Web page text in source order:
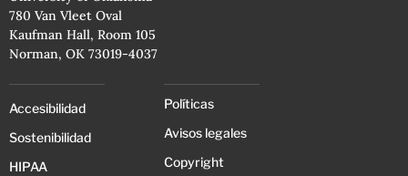
780 Van Vleet Oval
Kaufman Hall, Room 105
Norman, OK 73019-4037
Accesibilidad
Sostenibilidad
HIPAA
Políticas
Avisos legales
Copyright